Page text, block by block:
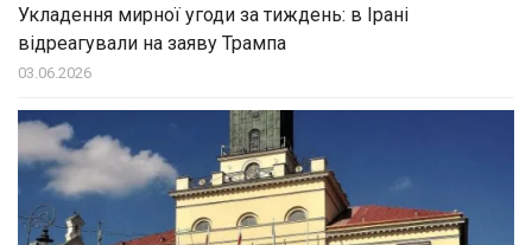
Укладення мирної угоди за тиждень: в Ірані
відреагували на заяву Трампа
03.06.2026